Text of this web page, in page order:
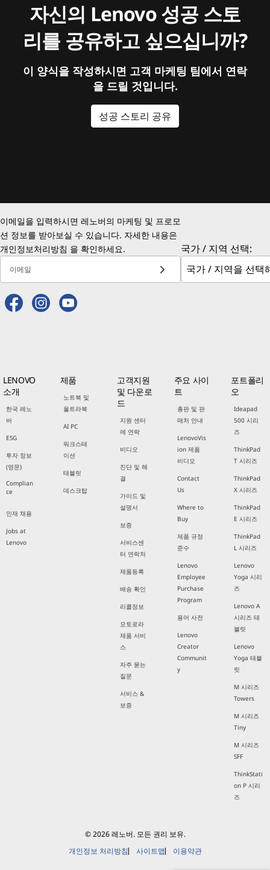
자신의 Lenovo 성공 스토
리를 공유하고 싶으십니까?
이 양식을 작성하시면 고객 마케팅 팀에서 연락
을 드릴 것입니다.
성공 스토리 공유
이메일을 입력하시면 레노버의 마케팅 및 프로모
션 정보를 받아보실 수 있습니다. 자세한 내용은
개인정보처리방침 을 확인하세요.
이메일
국가 / 지역 선택:
LENOVO
소개
한국 레노
버
ESG
투자 정보
(영문)
Complian
ce
인재 채용
Jobs at
Lenovo
제품
노트북 및
울트라북
AI PC
워크스테
이션
태블릿
데스크탑
고객지원
및 다운로
드
지원 센터
에 연락
비디오
진단 및 해
결
가이드 및
설명서
보증
서비스센
터 연락처
제품등록
배송 확인
리콜정보
모토로라
제품 서비
스
자주 묻는
질문
서비스 &
보증
주요 사이
트
총판 및 판
매처 안내
LenovoVis
ion 제품
비디오
Contact
Us
Where to
Buy
제품 규정
준수
Lenovo
Employee
Purchase
Program
용어 사전
Lenovo
Creator
Communit
y
포트폴리
오
Ideapad
500 시리
즈
ThinkPad
T 시리즈
ThinkPad
X 시리즈
ThinkPad
E 시리즈
ThinkPad
L 시리즈
Lenovo
Yoga 시리
즈
Lenovo A
시리즈 태
블릿
Lenovo
Yoga 태블
릿
M 시리즈
Towers
M 시리즈
Tiny
M 시리즈
SFF
ThinkStati
on P 시리
즈
© 2026 레노버. 모든 권리 보유.
개인정보 처리방침
사이트맵 이용약관